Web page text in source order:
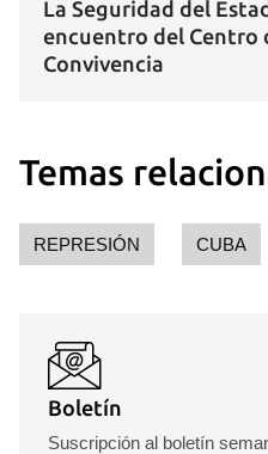
Guardar como favorito
Para poder guardar como
La Seguridad del
encuentro del Centro
Convivencia
Temas
REPRESIÓN CUBA
Boletín
Suscripción al boletín